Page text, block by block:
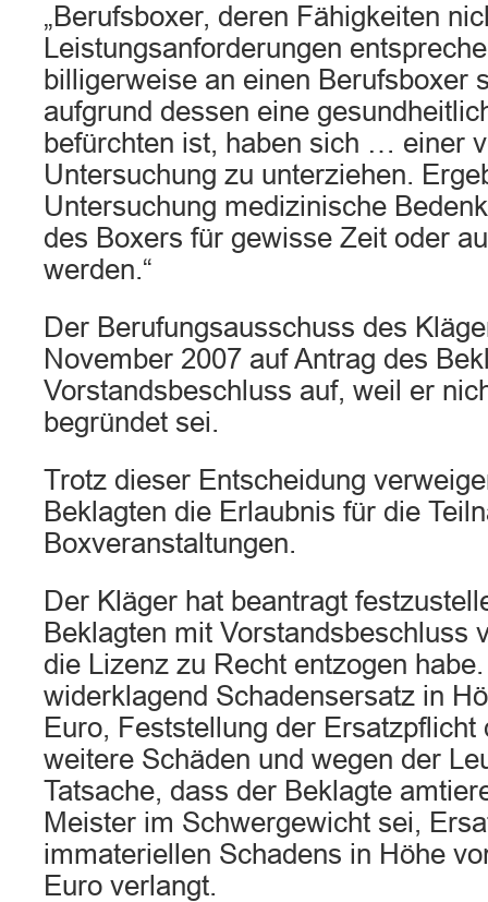
„Berufsboxer, deren Fähigkeiten
Leistungsanforderungen
billigerweise an einen Berufsboxer
aufgrund dessen eine
befürchten ist, haben sich … einer
Untersuchung zu unterziehen.
Untersuchung medizinische
des Boxers für gewisse Zeit oder
werden.“
Der Berufungsausschuss des
November 2007 auf Antrag des
Vorstandsbeschluss auf, weil er
begründet sei.
Trotz dieser Entscheidung
Beklagten die Erlaubnis für die
Boxveranstaltungen.
Der Kläger hat beantragt
Beklagten mit Vorstandsbeschluss
die Lizenz zu Recht entzogen
widerklagend Schadensersatz in
Euro, Feststellung der Ersatzpflicht
weitere Schäden und wegen der
Tatsache, dass der Beklagte
Meister im Schwergewicht sei,
immateriellen Schadens in Höhe
Euro verlangt.